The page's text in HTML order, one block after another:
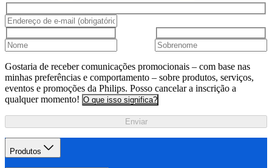
Gostaria de receber comunicações promocionais – com base nas
minhas preferências e comportamento – sobre produtos, serviços,
eventos e promoções da Philips. Posso cancelar a inscrição a
qualquer momento! O que isso significa?
Enviar
Produtos